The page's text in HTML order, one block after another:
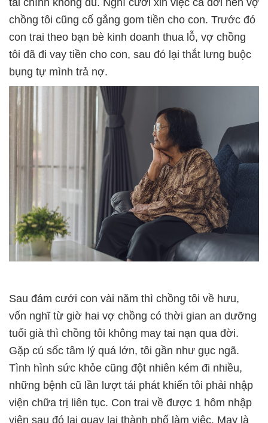
chồng tôi cũng cố gắng gom tiền cho con. Trước đó
con trai theo bạn bè kinh doanh thua lỗ, vợ chồng
tôi đã đi vay tiền cho con, sau đó lại thắt lưng buộc
bụng tự mình trả nợ.
Sau đám cưới con vài năm thì chồng tôi về hưu,
vốn nghĩ từ giờ hai vợ chồng có thời gian an dưỡng
tuổi già thì chồng tôi không may tai nạn qua đời.
Gặp cú sốc tâm lý quá lớn, tôi gần như gục ngã.
Tình hình sức khỏe cũng đột nhiên kém đi nhiều,
những bệnh cũ lần lượt tái phát khiến tôi phải nhập
viện chữa trị liên tục. Con trai về được 1 hôm nhập
viện sau đó lại quay lại thành phố làm việc. May là